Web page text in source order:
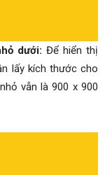
dưới: Để hiển thị
lấy kích thước cho
vẫn là 900 x 900